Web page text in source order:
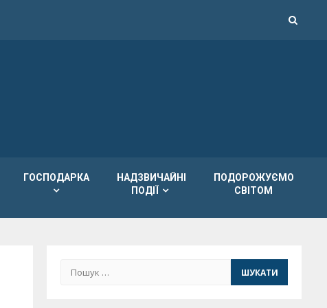
ГОСПОДАРКА
НАДЗВИЧАЙНІ
ПОДІЇ
ПОДОРОЖУЄМО
СВІТОМ
Пошук: